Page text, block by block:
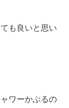
も良いと思い
ワーかぶるの